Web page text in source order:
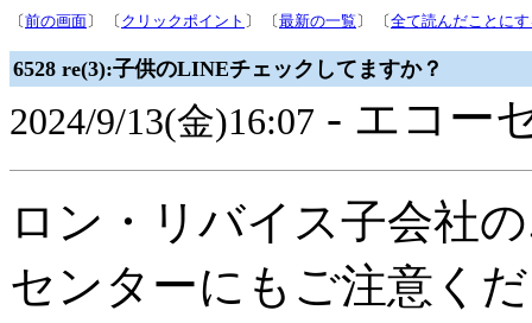
〔前の画面〕 〔 クリックポイント 〕 〔最新の一覧 〕 〔全て読んだことに
6528 re(3):子供のLINEチェックしてますか？
2024/9/13(金)16:07 - エコー
ロン・リバイス子会社
センターにもご注意く